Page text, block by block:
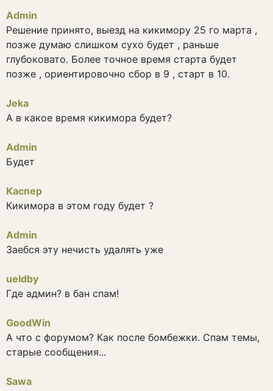
Admin
Решение принято, выезд на кикимору 25 го марта ,
позже думаю слишком сухо будет , раньше
глубоковато. Более точное время старта будет
позже , ориентировочно сбор в 9 , старт в 10.
Jeka
А в какое время кикимора будет?
Admin
Будет
Каспер
Кикимора в этом году будет ?
Admin
Заебся эту нечисть удалять уже
ueldby
Где админ? в бан спам!
GoodWin
А что с форумом? Как после бомбежки. Спам темы,
старые сообщения...
Sawa